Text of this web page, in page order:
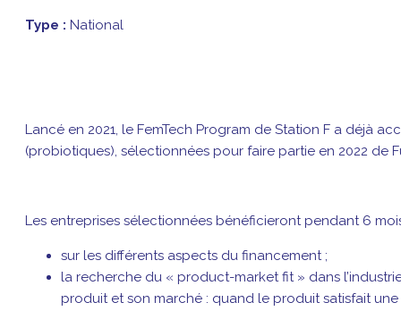
Type : National
Lancé en 2021, le FemTech Program de Station F a déjà
(probiotiques), sélectionnées pour faire partie en 2022 de
Les entreprises sélectionnées bénéficieront pendant 6
sur les différents aspects du financement ;
la recherche du « product-market fit » dans
produit et son marché : quand le produit satisfait